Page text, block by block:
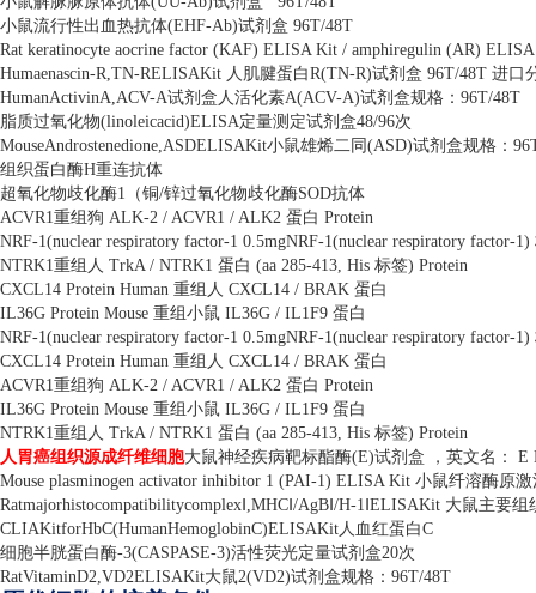
小鼠流行性出血热抗体(EHF-Ab)试剂盒 96T/48T
Rat keratinocyte aocrine factor (KAF) ELISA Kit / amphiregulin (AR)
Humaenascin-R,TN-RELISAKit 人肌腱蛋白R(TN-R)试剂盒 96T/48T 进口
HumanActivinA,ACV-A试剂盒人活化素A(ACV-A)试剂盒规格： 96T/48T
脂质过氧化物(linoleicacid)ELISA定量测定试剂盒48/96次
MouseAndrostenedione,ASDELISAKit小鼠雄烯二同 (ASD)试剂盒规格：
组织蛋白酶H重连抗体
超氧化物歧化酶1 （铜/锌过氧化物歧化酶SOD抗体
ACVR1重组狗 ALK-2 / ACVR1 / ALK2 蛋白 Protein
NRF-1(nuclear respiratory factor-1 0.5mgNRF-1(nuclear respiratory factor-1)
NTRK1重组人 TrkA / NTRK1 蛋白 (aa 285-413, His 标签) Protein
CXCL14 Protein Human 重组人 CXCL14 / BRAK 蛋白
IL36G Protein Mouse 重组小鼠 IL36G / IL1F9 蛋白
NRF-1(nuclear respiratory factor-1 0.5mgNRF-1(nuclear respiratory factor-1)
CXCL14 Protein Human 重组人 CXCL14 / BRAK 蛋白
ACVR1重组狗 ALK-2 / ACVR1 / ALK2 蛋白 Protein
IL36G Protein Mouse 重组小鼠 IL36G / IL1F9 蛋白
NTRK1重组人 TrkA / NTRK1 蛋白 (aa 285-413, His 标签) Protein
人胃癌组织源成纤维细胞大鼠神经疾病靶标酯酶(E)试剂盒 ，英文名：
E
Mouse plasminogen activator inhibitor 1 (PAI-1) ELISA Kit 小鼠纤溶酶原
Ratmajorhistocompatibilitycomplex ,MHC /AgB /H-1 ELISAKit 大鼠主要组
CLIAKitforHbC(HumanHemoglobinC)ELISAKit人血红蛋白C
细胞半胱蛋白酶-3(CASPASE-3)活性荧光定量试剂盒20次
RatVitaminD2,VD2ELISAKit大鼠2(VD2)试剂盒规格： 96T/48T